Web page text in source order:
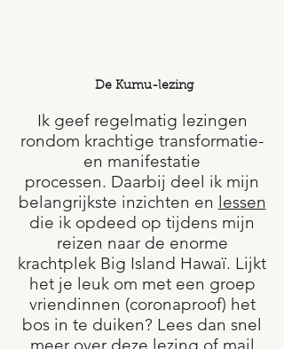
De Kumu-lezing
Ik geef regelmatig lezingen
rondom krachtige transformatie-
en manifestatie
processen. Daarbij deel ik mijn
belangrijkste inzichten en lessen
die ik opdeed op tijdens mijn
reizen naar de enorme
krachtplek Big Island Hawaï. Lijkt
het je leuk om met een groep
vriendinnen (coronaproof) het
bos in te duiken? Lees dan snel